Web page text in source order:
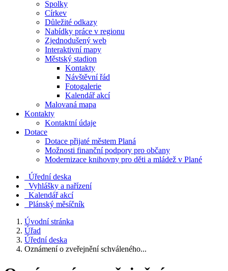
Spolky
Církev
Důležité odkazy
Nabídky práce v regionu
Zjednodušený web
Interaktivní mapy
Městský stadion
Kontakty
Návštěvní řád
Fotogalerie
Kalendář akcí
Malovaná mapa
Kontakty
Kontaktní údaje
Dotace
Dotace přijaté městem Planá
Možnosti finanční podpory pro občany
Modernizace knihovny pro děti a mládež v Plané
Úřední deska
Vyhlášky a nařízení
Kalendář akcí
Plánský měsíčník
Úvodní stránka
Úřad
Úřední deska
Oznámení o zveřejnění schváleného...